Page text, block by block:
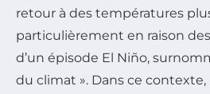
retour à des températures
particulièrement en raison
d’un épisode El Niño,
du climat ». Dans ce